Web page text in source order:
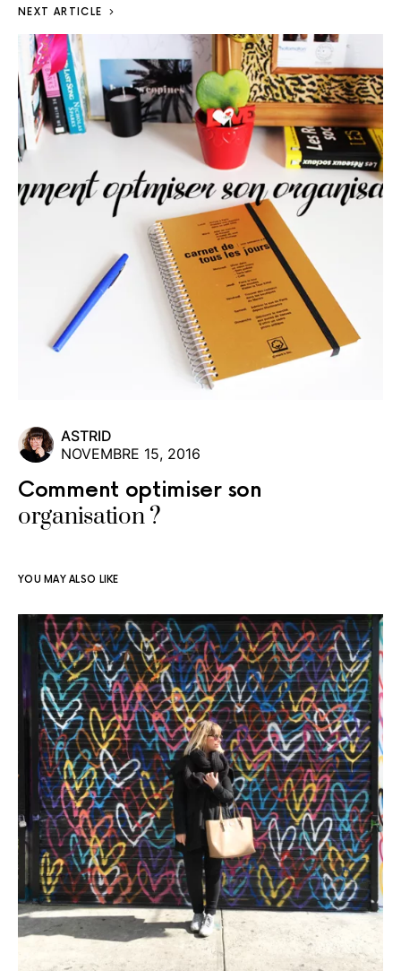
NEXT ARTICLE
ASTRID
NOVEMBRE 15, 2016
Comment optimiser son
organisation ?
YOU MAY ALSO LIKE